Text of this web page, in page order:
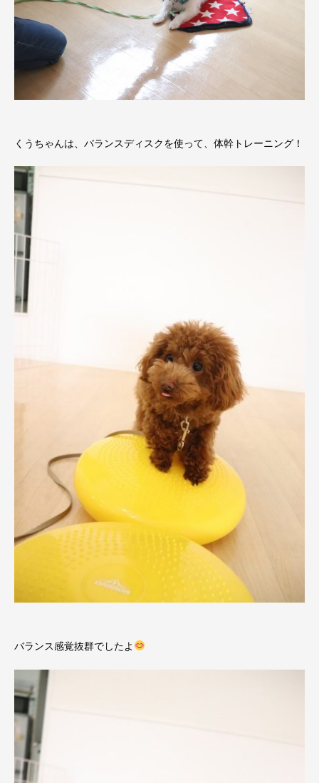
くうちゃんは、バランスディスクを使って、体幹トレーニング！
バランス感覚抜群でしたよ